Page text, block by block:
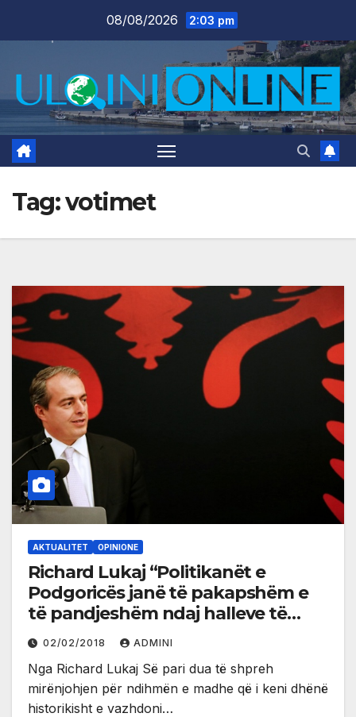
08/08/2026 2:03 pm
Tag:votimet
AKTUALITET OPINIONE
Richard Lukaj “Politikanët e
Podgoricës janë të pakapshëm e
të pandjeshëm ndaj halleve të
popullit shqiptar”
02/02/2018 ADMINI
Nga Richard Lukaj Së pari dua të shpreh
mirënjohjen për ndihmën e madhe që i keni dhënë
historikisht e vazhdoni…